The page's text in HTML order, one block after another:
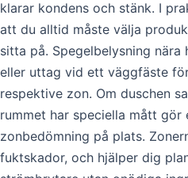
klarar kondens och stänk. I
att du alltid måste välja
sitta på. Spegelbelysning nära
eller uttag vid ett väggfäste
respektive zon. Om duschen
rummet har speciella mått gör
zonbedömning på plats.
fuktskador, och hjälper dig